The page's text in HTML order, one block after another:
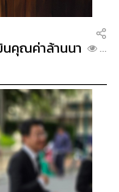
นคุณค่าล้านนา
...